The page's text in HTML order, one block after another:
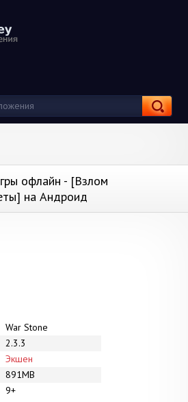
офлайн - [Взлом
на Андроид
War Stone
2.3.3
Экшен
891MB
9+